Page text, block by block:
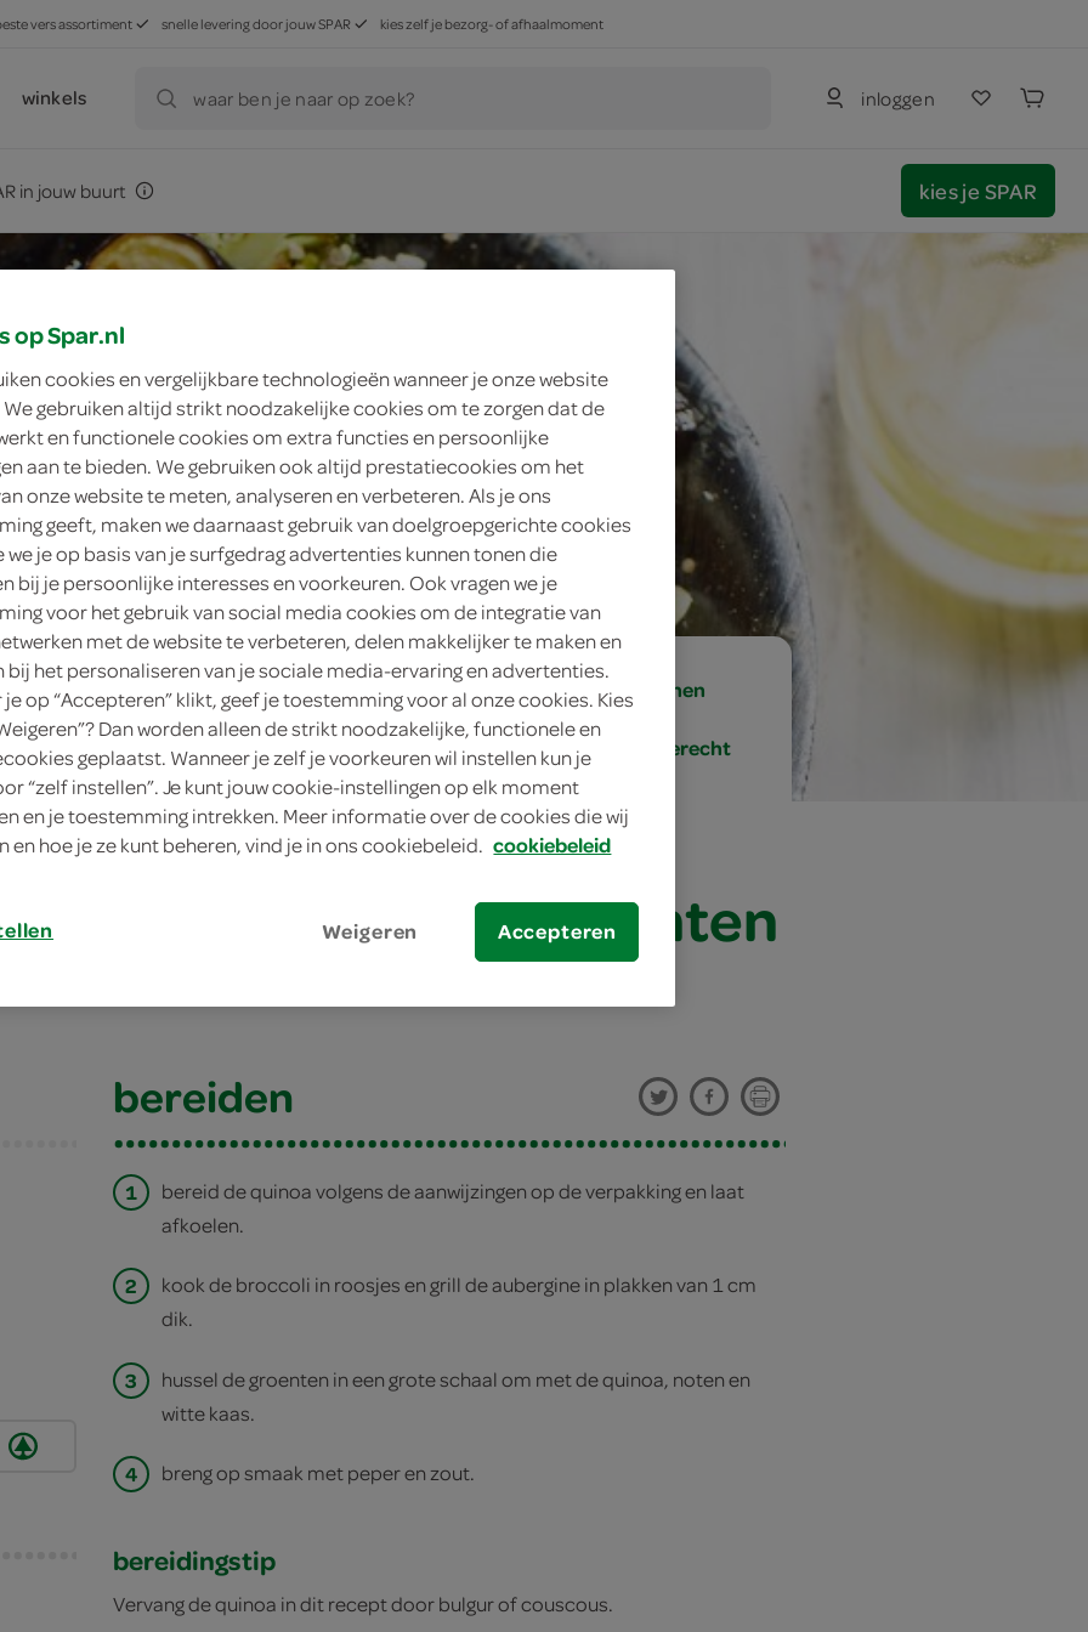
vers assortiment snelle levering door jouw SPAR kies zelf je bezorg- of afhaalmoment
winkels waar ben je naar op zoek? inloggen
in jouw buurt kies je SPAR
2 personen
hoofdgerecht
met gegrilde groenten en feta
met gegrilde groenten
bereiden
1
bereid de quinoa volgens de aanwijzingen op de verpakking en laat
afkoelen.
2
kook de broccoli in roosjes en grill de aubergine in plakken van 1 cm
dik.
3
hussel de groenten in een grote schaal om met de quinoa, noten en
witte kaas.
4 breng op smaak met peper en zout.
bereidingstip
Vervang de quinoa in dit recept door bulgur of couscous.
op Spar.nl
cookies en vergelijkbare technologieën wanneer je onze website
gebruiken altijd strikt noodzakelijke cookies om te zorgen dat de
en functionele cookies om extra functies en persoonlijke
aan te bieden. We gebruiken ook altijd prestatiecookies om het
onze website te meten, analyseren en verbeteren. Als je ons
geeft, maken we daarnaast gebruik van doelgroepgerichte cookies
we je op basis van je surfgedrag advertenties kunnen tonen die
bij je persoonlijke interesses en voorkeuren. Ook vragen we je
voor het gebruik van social media cookies om de integratie van
met de website te verbeteren, delen makkelijker te maken en
bij het personaliseren van je sociale media-ervaring en advertenties.
je op “Accepteren” klikt, geef je toestemming voor al onze cookies. Kies
Dan worden alleen de strikt noodzakelijke, functionele en
geplaatst. Wanneer je zelf je voorkeuren wil instellen kun je
“zelf instellen”. Je kunt jouw cookie-instellingen op elk moment
en je toestemming intrekken. Meer informatie over de cookies die wij
en hoe je ze kunt beheren, vind je in ons cookiebeleid. cookiebeleid
Weigeren Accepteren